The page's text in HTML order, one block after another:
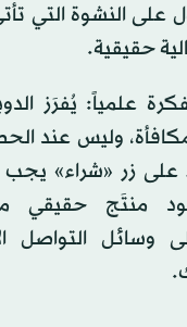
على النشوة التي
حقيقية.
علمياً: يُفرَز
وليس عند
زر «شراء» يجب
منتَج حقيقي
وسائل التواصل